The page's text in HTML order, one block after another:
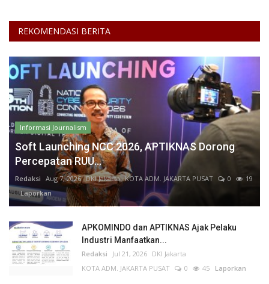
REKOMENDASI BERITA
Informasi Journalism
Soft Launching NCC 2026, APTIKNAS Dorong
Percepatan RUU...
Redaksi Aug 7, 2026 DKI Jakarta KOTA ADM. JAKARTA PUSAT 0
19
Laporkan
APKOMINDO dan APTIKNAS Ajak Pelaku
Industri Manfaatkan...
Redaksi Jul 21, 2026 DKI Jakarta
KOTA ADM. JAKARTA PUSAT
0 45 Laporkan